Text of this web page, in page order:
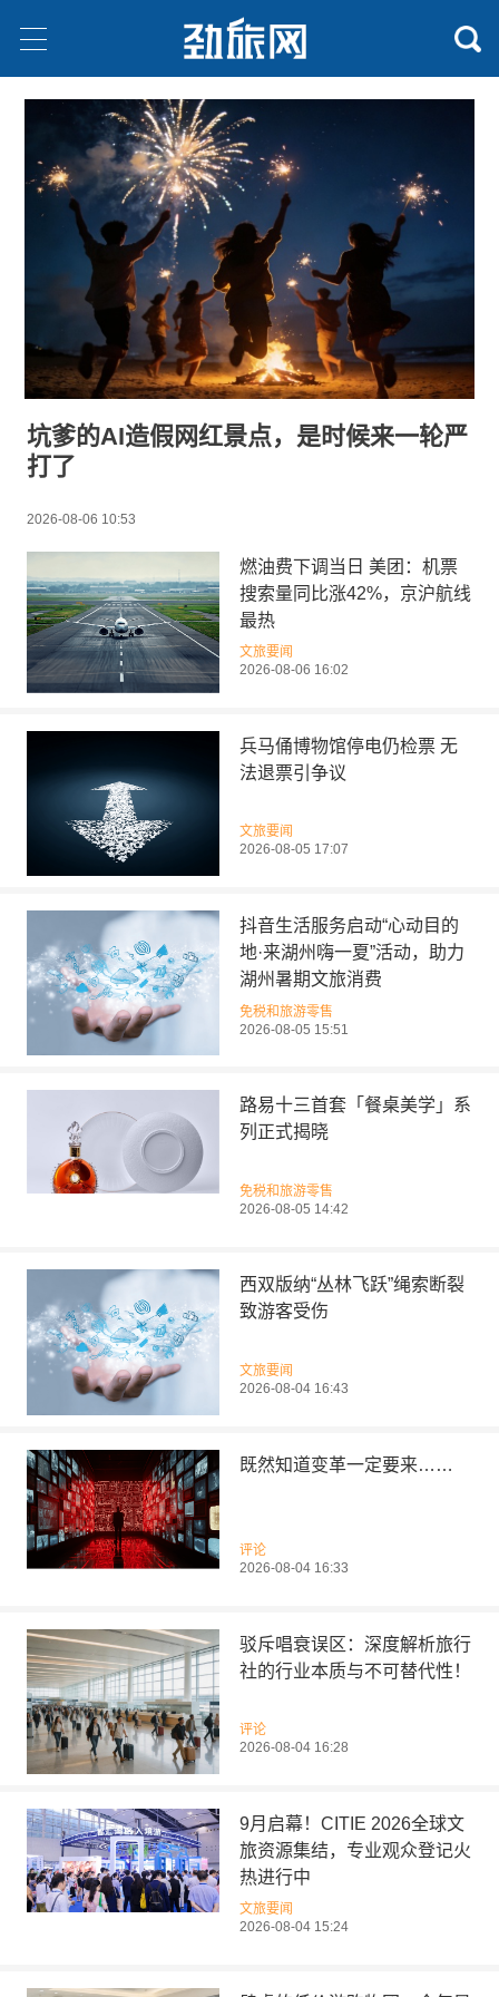
坑爹的AI造假网红景点，是时候来一轮严
打了
2026-08-06 10:53
燃油费下调当日 美团：机票
搜索量同比涨42%，京沪航线
最热
文旅要闻
2026-08-06 16:02
兵马俑博物馆停电仍检票 无
法退票引争议
文旅要闻
2026-08-05 17:07
抖音生活服务启动“心动目的
地·来湖州嗨一夏”活动，助力
湖州暑期文旅消费
免税和旅游零售
2026-08-05 15:51
路易十三首套「餐桌美学」系
列正式揭晓
免税和旅游零售
2026-08-05 14:42
西双版纳“丛林飞跃”绳索断裂
致游客受伤
文旅要闻
2026-08-04 16:43
既然知道变革一定要来……
评论
2026-08-04 16:33
驳斥唱衰误区：深度解析旅行
社的行业本质与不可替代性！
评论
2026-08-04 16:28
9月启幕！CITIE 2026全球文
旅资源集结，专业观众登记火
热进行中
文旅要闻
2026-08-04 15:24